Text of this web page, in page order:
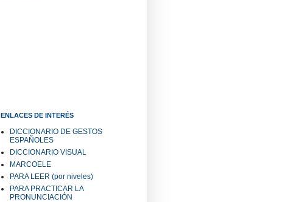
ENLACES DE INTERÉS
DICCIONARIO DE GESTOS
ESPAÑOLES
DICCIONARIO VISUAL
MARCOELE
PARA LEER (por niveles)
PARA PRACTICAR LA
PRONUNCIACIÓN